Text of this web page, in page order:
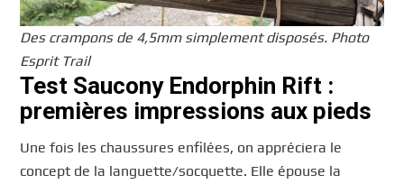
Des crampons de 4,5mm simplement disposés. Photo
Esprit Trail
Test Saucony Endorphin Rift :
premières impressions aux pieds
Une fois les chaussures enfilées, on appréciera le
concept de la languette/socquette. Elle épouse la